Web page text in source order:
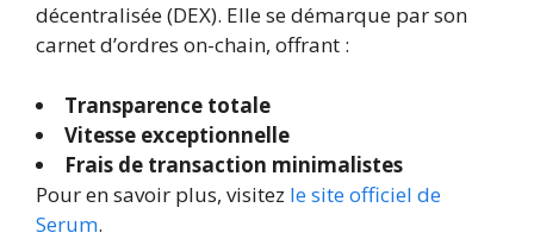
décentralisée (DEX). Elle se démarque par son
carnet d’ordres on-chain, offrant :
Transparence totale
Vitesse exceptionnelle
Frais de transaction minimalistes
Pour en savoir plus, visitez le site officiel de
Serum.